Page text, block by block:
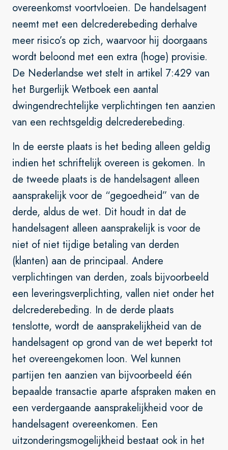
overeenkomst voortvloeien. De handelsagent
neemt met een delcrederebeding derhalve
meer risico’s op zich, waarvoor hij doorgaans
wordt beloond met een extra (hoge) provisie.
De Nederlandse wet stelt in artikel 7:429 van
het Burgerlijk Wetboek een aantal
dwingendrechtelijke verplichtingen ten aanzien
van een rechtsgeldig delcrederebeding.
In de eerste plaats is het beding alleen geldig
indien het schriftelijk overeen is gekomen. In
de tweede plaats is de handelsagent alleen
aansprakelijk voor de “gegoedheid” van de
derde, aldus de wet. Dit houdt in dat de
handelsagent alleen aansprakelijk is voor de
niet of niet tijdige betaling van derden
(klanten) aan de principaal. Andere
verplichtingen van derden, zoals bijvoorbeeld
een leveringsverplichting, vallen niet onder het
delcrederebeding. In de derde plaats
tenslotte, wordt de aansprakelijkheid van de
handelsagent op grond van de wet beperkt tot
het overeengekomen loon. Wel kunnen
partijen ten aanzien van bijvoorbeeld één
bepaalde transactie aparte afspraken maken en
een verdergaande aansprakelijkheid voor de
handelsagent overeenkomen. Een
uitzonderingsmogelijkheid bestaat ook in het